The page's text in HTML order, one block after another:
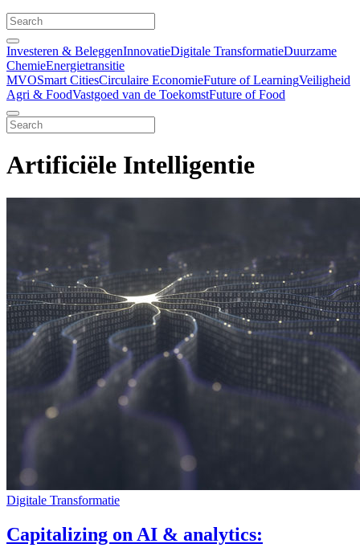
Investeren & BeleggenInnovatieDigitale TransformatieDuurzame
ChemieEnergietransitie
MVOSmart CitiesCirculaire EconomieFuture of LearningVeiligheid
Agri & FoodVastgoed van de ToekomstFuture of Food
Artificiële Intelligentie
Digitale Transformatie
Capitalizing on AI & analytics: